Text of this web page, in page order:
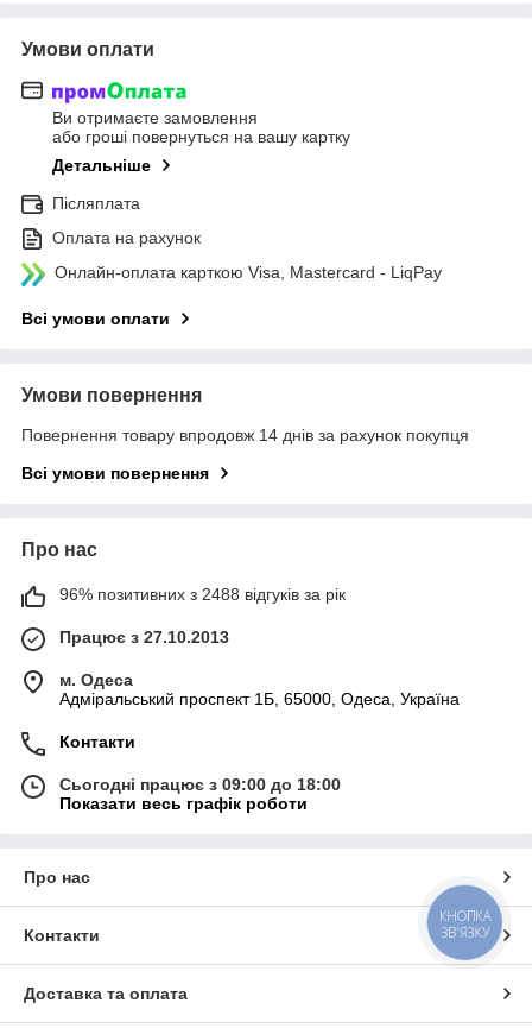
Умови оплати
Ви отримаєте замовлення
або гроші повернуться на вашу картку
Детальніше
Післяплата
Оплата на рахунок
Онлайн-оплата карткою Visa, Mastercard - LiqPay
Всі умови оплати
Умови повернення
Повернення товару впродовж 14 днів за рахунок покупця
Всі умови повернення
Про нас
96% позитивних з 2488 відгуків за рік
Працює з 27.10.2013
м. Одеса
Адміральський проспект 1Б, 65000, Одеса, Україна
Контакти
Сьогодні працює з 09:00 до 18:00
Показати весь графік роботи
Про нас
Контакти
Доставка та оплата
КНОПКА
ЗВ'ЯЗКУ